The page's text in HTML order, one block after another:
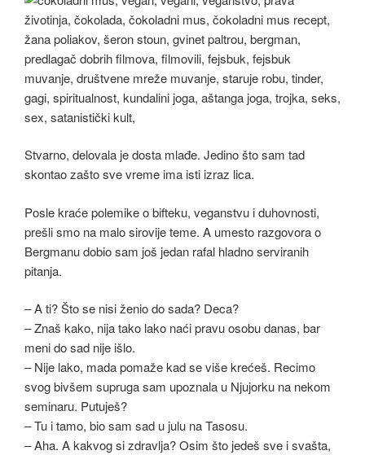
Stvarno, delovala je dosta mlađe. Jedino što sam tad
skontao zašto sve vreme ima isti izraz lica.
Posle kraće polemike o bifteku, veganstvu i duhovnosti,
prešli smo na malo sirovije teme. A umesto razgovora o
Bergmanu dobio sam još jedan rafal hladno serviranih
pitanja.
– A ti? Što se nisi ženio do sada? Deca?
– Znaš kako, nija tako lako naći pravu osobu danas, bar
meni do sad nije išlo.
– Nije lako, mada pomaže kad se više krećeš. Recimo
svog bivšem supruga sam upoznala u Njujorku na nekom
seminaru. Putuješ?
– Tu i tamo, bio sam sad u julu na Tasosu.
– Aha. A kakvog si zdravlja? Osim što jedeš sve i svašta,